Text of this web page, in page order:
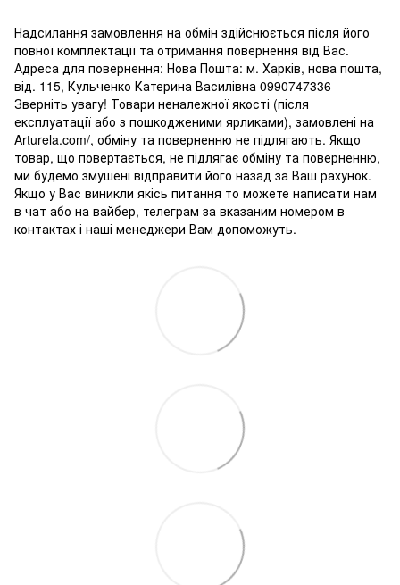
Надсилання замовлення на обмін здійснюється після його
повної комплектації та отримання повернення від Вас.
Адреса для повернення: Нова Пошта: м. Харків, нова пошта,
від. 115, Кульченко Катерина Василівна 0990747336
Зверніть увагу! Товари неналежної якості (після
експлуатації або з пошкодженими ярликами), замовлені на
Arturela.com/, обміну та поверненню не підлягають. Якщо
товар, що повертається, не підлягає обміну та поверненню,
ми будемо змушені відправити його назад за Ваш рахунок.
Якщо у Вас виникли якісь питання то можете написати нам
в чат або на вайбер, телеграм за вказаним номером в
контактах і наші менеджери Вам допоможуть.